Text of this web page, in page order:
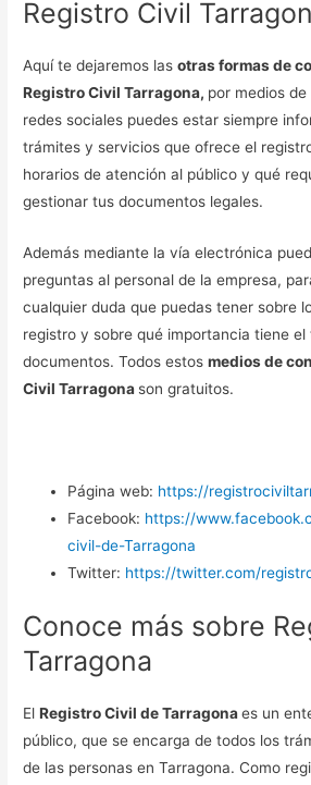
Registro Civil
Aquí te dejaremos lasotras formas de
Registro Civil Tarragona, por medios
redes sociales puedes estar siempre
trámites y servicios que ofrece el
horarios de atención al público y qué
gestionar tus documentos legales.
Además mediante la vía electrónica
preguntas al personal de la empresa,
cualquier duda que puedas tener sobre
registro y sobre qué importancia tiene
documentos. Todos estosmedios de
Civil Tarragona son gratuitos.
Página web: https://
Facebook: https://
civil-de-Tarragona
Twitter: https://twitter.com/
Conoce más sobre
Tarragona
ElRegistro Civil de Tarragonaes un
público, que se encarga de todos los
de las personas en Tarragona. Como